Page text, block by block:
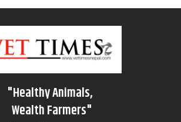
"Healthy Animals,
Wealth Farmers"